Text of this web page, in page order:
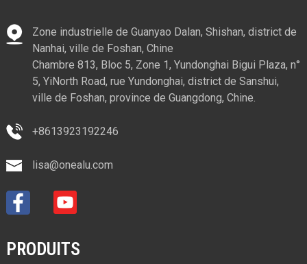
Zone industrielle de Guanyao Dalan, Shishan, district de
Nanhai, ville de Foshan, Chine
Chambre 813, Bloc 5, Zone 1, Yundonghai Bigui Plaza, n°
5, YiNorth Road, rue Yundonghai, district de Sanshui,
ville de Foshan, province de Guangdong, Chine.
+8613923192246
lisa@onealu.com
PRODUITS